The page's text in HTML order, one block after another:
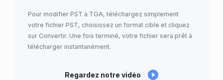
Pour modifier PST à TGA, téléchargez simplement
votre fichier PST, choisissez un format cible et cliquez
sur Convertir. Une fois terminé, votre fichier sera prêt à
télécharger instantanément.
Regardez notre vidéo